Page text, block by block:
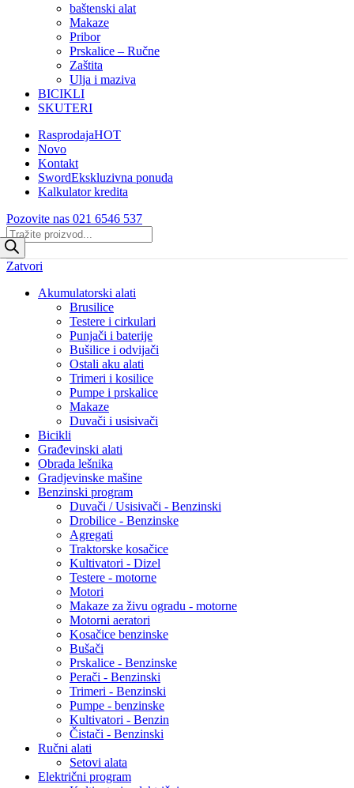
baštenski alat
Makaze
Pribor
Prskalice – Ručne
Zaštita
Ulja i maziva
BICIKLI
SKUTERI
RasprodajaHOT
Novo
Kontakt
SwordEkskluzivna ponuda
Kalkulator kredita
Pozovite nas 021 6546 537
Products
search
Zatvori
Akumulatorski alati
Brusilice
Testere i cirkulari
Punjači i baterije
Bušilice i odvijači
Ostali aku alati
Trimeri i kosilice
Pumpe i prskalice
Makaze
Duvači i usisivači
Bicikli
Građevinski alati
Obrada lešnika
Gradjevinske mašine
Benzinski program
Duvači / Usisivači - Benzinski
Drobilice - Benzinske
Agregati
Traktorske kosačice
Kultivatori - Dizel
Testere - motorne
Motori
Makaze za živu ogradu - motorne
Motorni aeratori
Kosačice benzinske
Bušači
Prskalice - Benzinske
Perači - Benzinski
Trimeri - Benzinski
Pumpe - benzinske
Kultivatori - Benzin
Čistači - Benzinski
Ručni alati
Setovi alata
Električni program